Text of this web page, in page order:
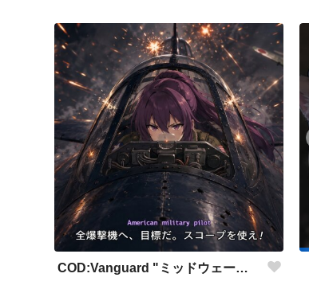
COD:Vanguard "ミッドウェー海戦"